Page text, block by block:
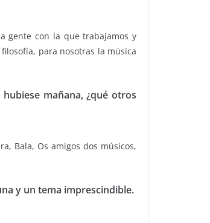
gente con la que trabajamos y
para nosotras la música
mañana, ¿qué otros
Bala, Os amigos dos músicos,
y un tema imprescindible.